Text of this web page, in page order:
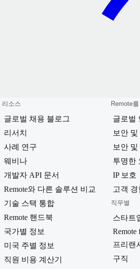
리소스
글로벌 채용 블로그
리서치
사례 연구
웨비나
개발자 API 문서
Remote와 다른 솔루션 비교
기술 스택 통합
Remote 핸드북
국가별 정보
미국 주별 정보
직원 비용 계산기
Remote
글로벌
보안
보안
투명한
IP 보호
고객 경
직무별
스타트
Remote
프리랜
구직